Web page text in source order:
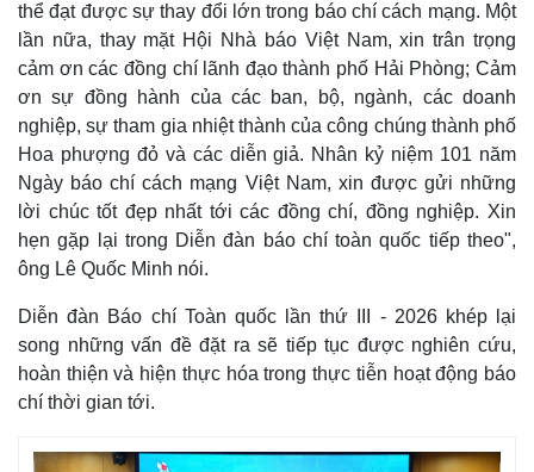
Kinh tế
Thị trường
thể đạt được sự thay đổi lớn trong báo chí cách mạng. Một
lần nữa, thay mặt Hội Nhà báo Việt Nam, xin trân trọng
cảm ơn các đồng chí lãnh đạo thành phố Hải Phòng; Cảm
ơn sự đồng hành của các ban, bộ, ngành, các doanh
nghiệp, sự tham gia nhiệt thành của công chúng thành phố
Hoa phượng đỏ và các diễn giả. Nhân kỷ niệm 101 năm
Ngày báo chí cách mạng Việt Nam, xin được gửi những
lời chúc tốt đẹp nhất tới các đồng chí, đồng nghiệp. Xin
hẹn gặp lại trong Diễn đàn báo chí toàn quốc tiếp theo",
ông Lê Quốc Minh nói.
Diễn đàn Báo chí Toàn quốc lần thứ III - 2026 khép lại
song những vấn đề đặt ra sẽ tiếp tục được nghiên cứu,
hoàn thiện và hiện thực hóa trong thực tiễn hoạt động báo
chí thời gian tới.